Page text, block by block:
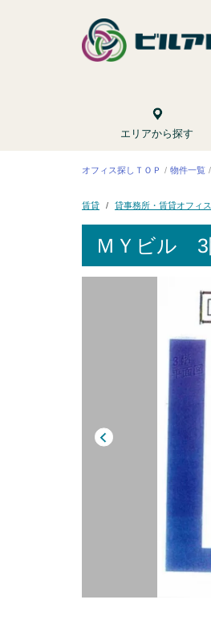
エリアから探す
オフィス探しＴＯＰ 物件一覧
賃貸 貸事務所・賃貸オフィス
ＭＹビル 3